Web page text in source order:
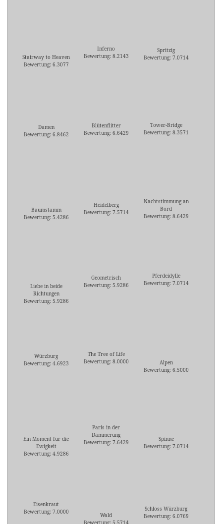
Stairway to Heaven
Bewertung: 6.3077
Inferno
Bewertung: 8.2143
Spritzig
Bewertung: 7.0714
Damen
Bewertung: 6.8462
Blütenflitter
Bewertung: 6.6429
Tower-Bridge
Bewertung: 8.3571
Baumstamm
Bewertung: 5.4286
Heidelberg
Bewertung: 7.5714
Nachtstimmung an
Bord
Bewertung: 8.6429
Liebe in beide
Richtungen
Bewertung: 5.9286
Geometrisch
Bewertung: 5.9286
Pferdeidylle
Bewertung: 7.0714
Würzburg
Bewertung: 4.6923
The Tree of Life
Bewertung: 8.0000
Alpen
Bewertung: 6.5000
Ein Moment für die
Ewigkeit
Bewertung: 4.9286
Paris in der
Dämmerung
Bewertung: 7.6429
Spinne
Bewertung: 7.0714
Eisenkraut
Bewertung: 7.0000
Wald
Schloss Würzburg
Bewertung: 6.0769